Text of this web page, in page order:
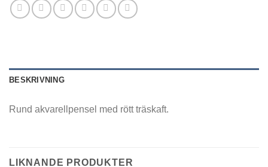
BESKRIVNING
Rund akvarellpensel med rött träskaft.
LIKNANDE PRODUKTER